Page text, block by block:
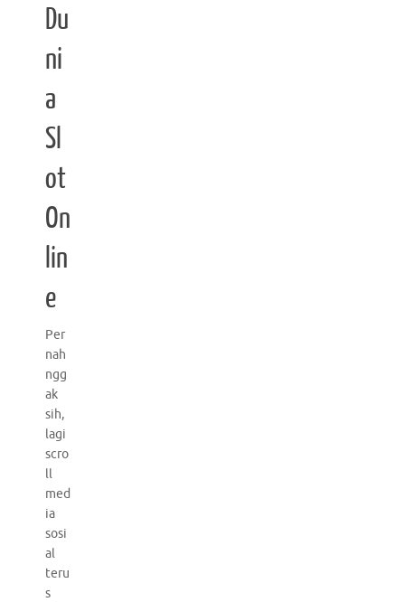
Du
ni
a
Sl
ot
On
lin
e
Per
nah
ngg
ak
sih,
lagi
scro
ll
med
ia
sosi
al
teru
s